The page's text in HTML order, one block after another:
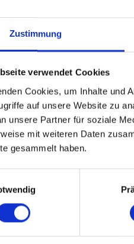
Zustimmung
verwendet Cookies
Cookies, um Inhalte und
auf unsere Website zu
unsere Partner für soziale
mit weiteren Daten
gesammelt haben.
wir an dessen Einfahrt
Punkt) mit einem kurzen
Stellen sind Ruhebänke
einer langgestreckten
rechts den Hang hinunter ab.
Von den
rechts talwärts zu gehen, um
zu kommen. Wir wollen ins
einen Forstweg und setzt
Wir folge dem Forstweg, der in
lädt eine Sitzgruppe an der